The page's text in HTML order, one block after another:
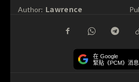
Author: Lawrence
在 Google
緊貼《PCM》消息